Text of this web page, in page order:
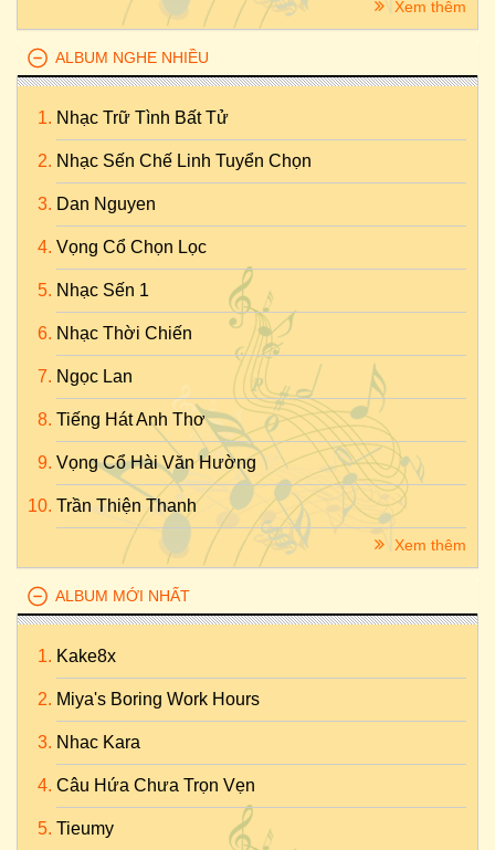
Xem thêm
ALBUM NGHE NHIỀU
Nhạc Trữ Tình Bất Tử
Nhạc Sến Chế Linh Tuyển Chọn
Dan Nguyen
Vọng Cổ Chọn Lọc
Nhạc Sến 1
Nhạc Thời Chiến
Ngọc Lan
Tiếng Hát Anh Thơ
Vọng Cổ Hài Văn Hường
Trần Thiện Thanh
Xem thêm
ALBUM MỚI NHẤT
Kake8x
Miya's Boring Work Hours
Nhac Kara
Câu Hứa Chưa Trọn Vẹn
Tieumy